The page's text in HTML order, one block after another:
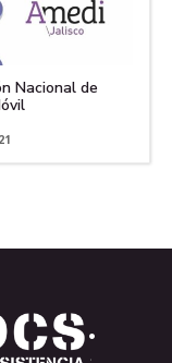
Nacional de
.
.